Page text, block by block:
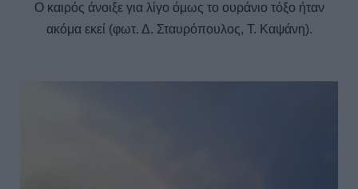
Ο καιρός άνοιξε για λίγο όμως το ουράνιο τόξο ήταν
ακόμα εκεί (φωτ. Δ. Σταυρόπουλος, Τ. Καψάνη).